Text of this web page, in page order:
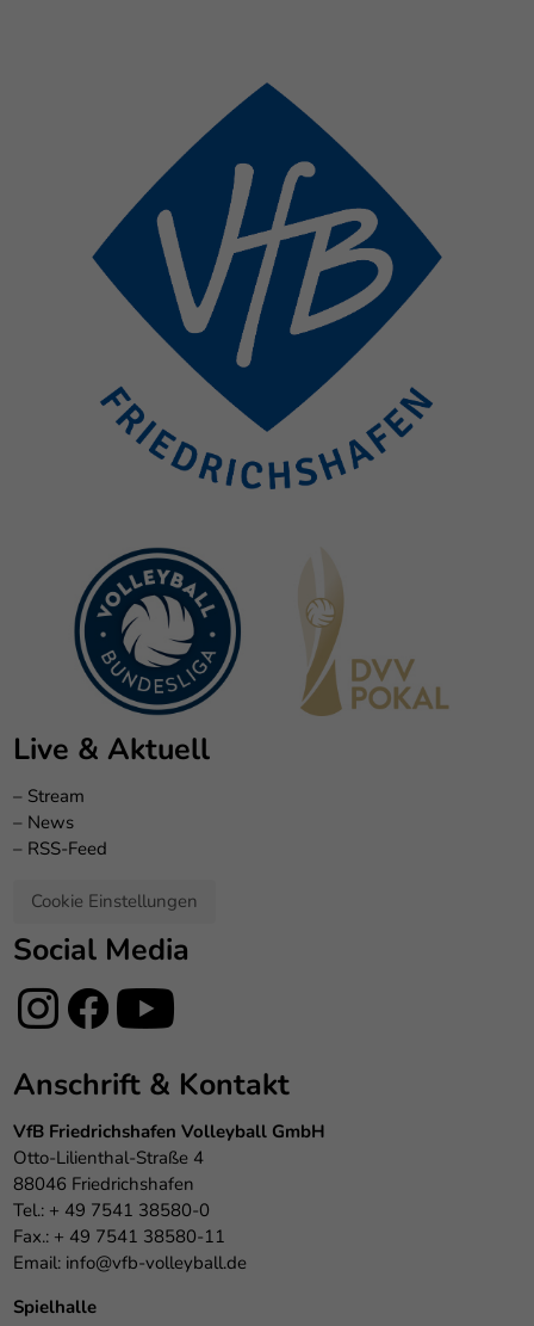
Live & Aktuell
– Stream
– News
– RSS-Feed
Cookie Einstellungen
Social Media
Anschrift & Kontakt
VfB Friedrichshafen Volleyball GmbH
Otto-Lilienthal-Straße 4
88046 Friedrichshafen
Tel.: + 49 7541 38580-0
Fax.: + 49 7541 38580-11
Email: info@vfb-volleyball.de
Spielhalle